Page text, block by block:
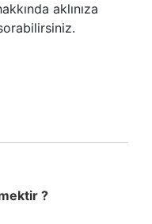
aklınıza
?